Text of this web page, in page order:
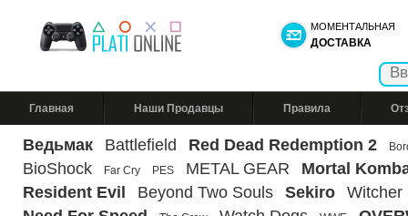
МОМЕНТАЛЬНАЯ
ДОСТАВКА
Главная Наши Продавцы Правила
Ведьмак Battlefield Red Dead Redemption 2
BioShock Far Cry PES METAL GEAR
Mortal
Resident Evil
Beyond Two Souls Sekiro
Witcher